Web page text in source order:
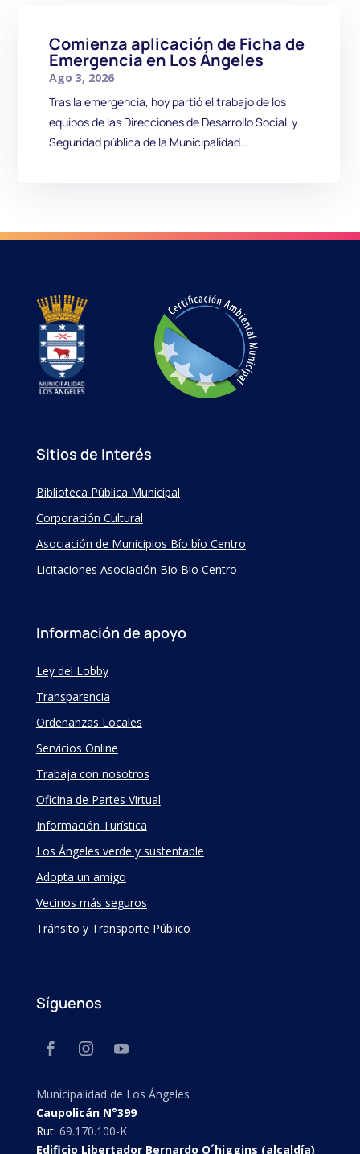
Comienza aplicación de Ficha de
Emergencia en Los Ángeles
Ago 3, 2026
Tras la emergencia, hoy partió el trabajo de los
equipos de las Direcciones de Desarrollo Social y
Seguridad pública de la Municipalidad...
Sitios de Interés
Biblioteca Pública Municipal
Corporación Cultural
Asociación de Municipios Bío bío Centro
Licitaciones Asociación Bio Bio Centro
Información de apoyo
Ley del Lobby
Transparencia
Ordenanzas Locales
Servicios Online
Trabaja con nosotros
Oficina de Partes Virtual
Información Turística
Los Ángeles verde y sustentable
Adopta un amigo
Vecinos más seguros
Tránsito y Transporte Público
Síguenos
Municipalidad de Los Ángeles
Caupolicán N°399
Rut: 69.170.100-K
Edificio Libertador Bernardo O´higgins (alcaldía)